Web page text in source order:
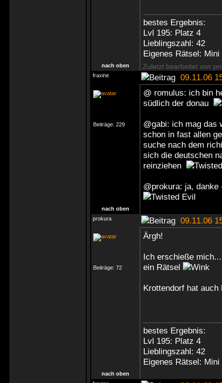
bestes Ergebnis:
Lvl 195: Platz 4
Lieblingszahl: 42
Eigenes Rätsel:
nach oben Zuletzt bearbeitet von
fraxine 09.11.06
Beiträge: 229
@ romulus: ich bin
südlich der donau
@gabi: ich mag das
schon in fast allen
suche nach dem
sich die deutschen
reinziehen
@prokura: ja,
nach oben
prokura
09.11.06
Beiträge: 72
Ärgh!
Ich erschieße
ein Rätsel
Krottendorf hat auch
bestes Ergebnis:
Lvl 195: Platz 4
Lieblingszahl: 42
Eigenes Rätsel:
nach oben